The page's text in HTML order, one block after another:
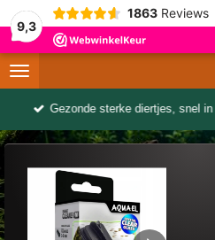
9,3
1863 Reviews
Gezonde sterke diertjes, snel